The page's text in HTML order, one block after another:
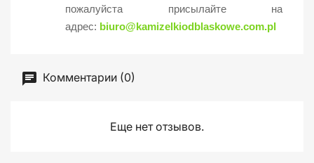
пожалуйста присылайте на
адрес: biuro@kamizelkiodblaskowe.com.pl
Комментарии (0)
Еще нет отзывов.